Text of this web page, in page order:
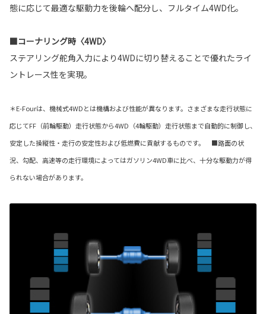
態に応じて最適な駆動力を後輪へ配分し、フルタイム4WD化。
■コーナリング時〈4WD〉
ステアリング舵角入力により4WDに切り替えることで優れたライ
ントレース性を実現。
＊E-Fourは、機械式4WDとは機構および性能が異なります。さまざまな走行状態に
応じてFF（前輪駆動）走行状態から4WD（4輪駆動）走行状態まで自動的に制御し、
安定した操縦性・走行の安定性および低燃費に貢献するものです。 ■路面の状
況、勾配、高速等の走行環境によってはガソリン4WD車に比べ、十分な駆動力が得
られない場合があります。